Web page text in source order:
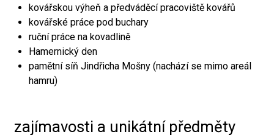
kovářskou výheň a předváděcí pracoviště kovářů
kovářské práce pod buchary
ruční práce na kovadlině
Hamernický den
pamětní síň Jindřicha Mošny (nachází se mimo areál
hamru)
zajímavosti a unikátní předměty